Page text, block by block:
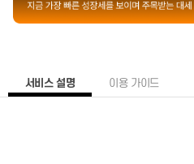
서비스 설명 이용 가이드